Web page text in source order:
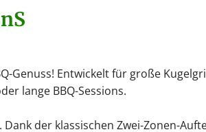
Genuss! Entwickelt für große
lange BBQ-Sessions.
der klassischen Zwei-Zonen-